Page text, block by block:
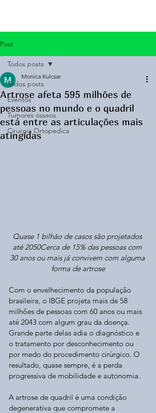
Post
Todos posts
Eventos
Tumores ósseos
Cirurgia Ortopedica
Todos posts
Artrose afeta 595 milhões de
pessoas no mundo e o quadril
está entre as articulações mais
atingidas
Monica Kulcsar
Quase 1 bilhão de casos são projetados
até 2050Cerca de 15% das pessoas com
30 anos ou mais já convivem com alguma
forma de artrose
Com o envelhecimento da população
brasileira, o IBGE projeta mais de 58
milhões de pessoas com 60 anos ou mais
até 2043 com algum grau da doença.
Grande parte delas adia o diagnóstico e
o tratamento por desconhecimento ou
por medo do procedimento cirúrgico. O
resultado, quase sempre, é a perda
progressiva de mobilidade e autonomia.
A artrose de quadril é uma condição
degenerativa que compromete a